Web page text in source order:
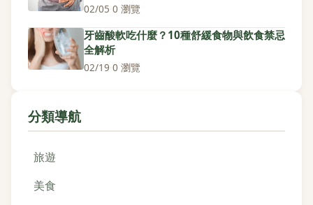
02/05·0 瀏覽
牙齒酸軟吃什麼？10種舒緩食物與飲食禁忌
全解析
02/19·0 瀏覽
分類導航
旅遊
美食